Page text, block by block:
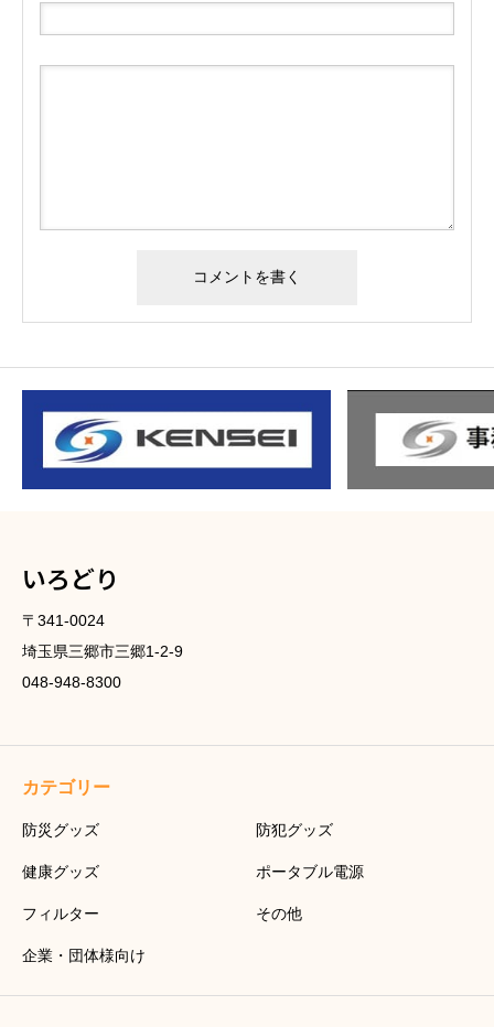
いろどり
〒341-0024
埼玉県三郷市三郷1-2-9
048-948-8300
カテゴリー
防災グッズ 防犯グッズ
健康グッズ ポータブル電源
フィルター その他
企業・団体様向け